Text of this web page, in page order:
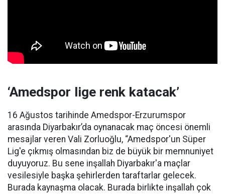
‘Amedspor lige renk katacak’
16 Ağustos tarihinde Amedspor-Erzurumspor
arasında Diyarbakır’da oynanacak maç öncesi önemli
mesajlar veren Vali Zorluoğlu, “Amedspor'un Süper
Lig'e çıkmış olmasından biz de büyük bir memnuniyet
duyuyoruz. Bu sene inşallah Diyarbakır'a maçlar
vesilesiyle başka şehirlerden taraftarlar gelecek.
Burada kaynaşma olacak. Burada birlikte inşallah çok